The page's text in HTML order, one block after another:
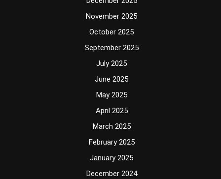
November 2025
October 2025
September 2025
July 2025
June 2025
May 2025
April 2025
March 2025
February 2025
January 2025
December 2024